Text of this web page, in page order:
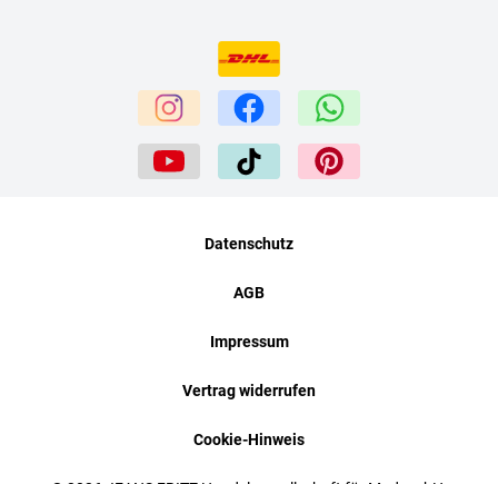
Datenschutz
AGB
Impressum
Vertrag widerrufen
Cookie-Hinweis